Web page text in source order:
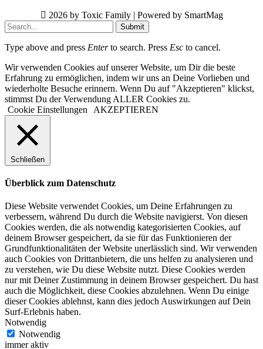
2026 by Toxic Family | Powered by SmartMag
Submit
Type above and press Enterto search. Press Esc to cancel.
Wir verwenden Cookies auf unserer Website, um Dir die beste
Erfahrung zu ermöglichen, indem wir uns an Deine Vorlieben und
wiederholte Besuche erinnern. Wenn Du auf "Akzeptieren" klickst,
stimmst Du der Verwendung ALLER Cookies zu.
Cookie Einstellungen
AKZEPTIEREN
Schließen
Überblick zum Datenschutz
Diese Website verwendet Cookies, um Deine Erfahrungen zu
verbessern, während Du durch die Website navigierst. Von diesen
Cookies werden, die als notwendig kategorisierten Cookies, auf
deinem Browser gespeichert, da sie für das Funktionieren der
Grundfunktionalitäten der Website unerlässlich sind. Wir verwenden
auch Cookies von Drittanbietern, die uns helfen zu analysieren und
zu verstehen, wie Du diese Website nutzt. Diese Cookies werden
nur mit Deiner Zustimmung in deinem Browser gespeichert. Du hast
auch die Möglichkeit, diese Cookies abzulehnen. Wenn Du einige
dieser Cookies ablehnst, kann dies jedoch Auswirkungen auf Dein
Surf-Erlebnis haben.
Notwendig
Notwendig
immer aktiv